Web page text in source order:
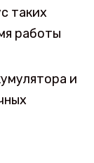
таких
работы
и